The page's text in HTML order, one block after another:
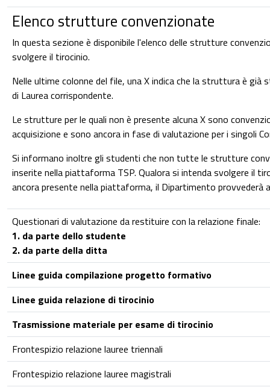
Elenco strutture convenzionate
In questa sezione è disponibile l'elenco delle strutture
svolgere il tirocinio.
Nelle ultime colonne del file, una X indica che la struttura è già
di Laurea corrispondente.
Le strutture per le quali non è presente alcuna X sono
acquisizione e sono ancora in fase di valutazione per i singoli
Si informano inoltre gli studenti che non tutte le strutture
inserite nella piattaforma TSP. Qualora si intenda svolgere il
ancora presente nella piattaforma, il Dipartimento provvederà
Questionari di valutazione da restituire con la relazione finale:
1. da parte dello studente
2. da parte della ditta
Linee guida compilazione progetto formativo
Linee guida relazione di tirocinio
Trasmissione materiale per esame di tirocinio
Frontespizio relazione lauree triennali
Frontespizio relazione lauree magistrali